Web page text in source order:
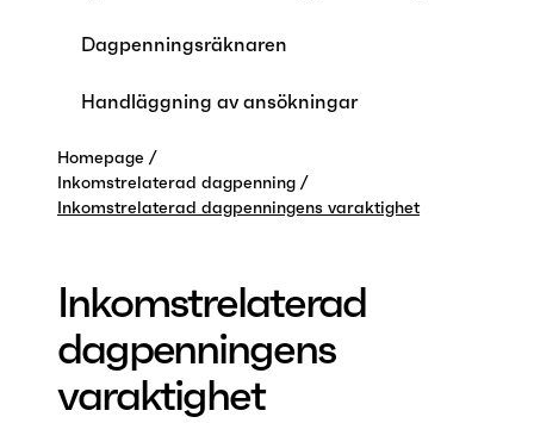
Dagpenningsräknaren
Handläggning av ansökningar
Homepage
Inkomstrelaterad dagpenning
Inkomstrelaterad dagpenningens varaktighet
Inkomstrelaterad
dagpenningens
varaktighet